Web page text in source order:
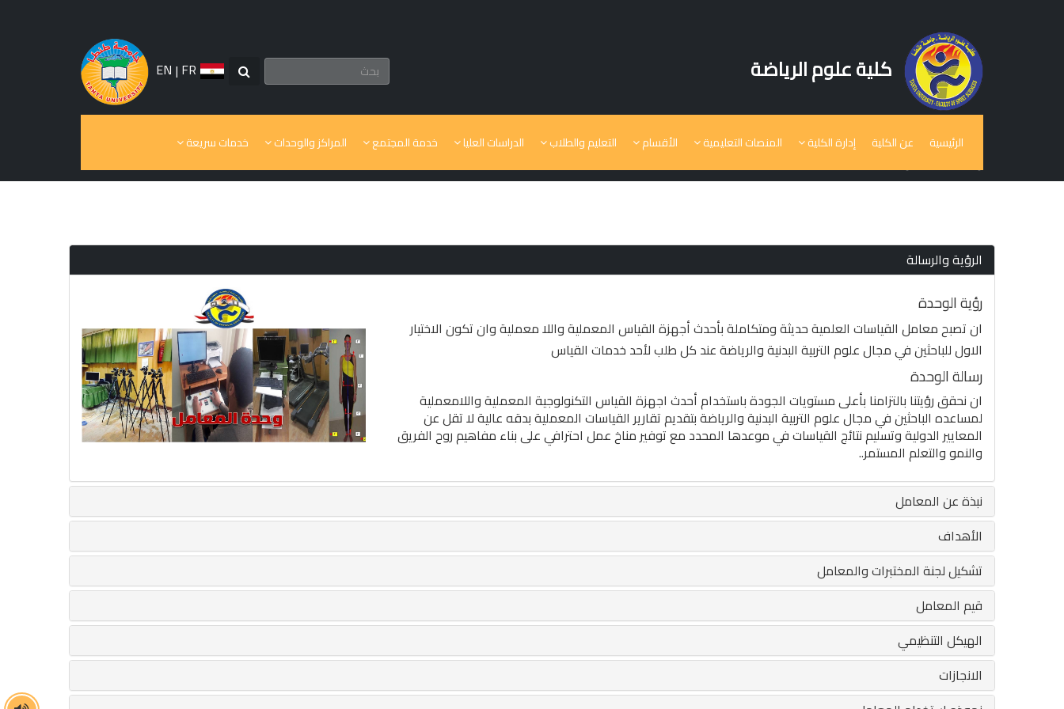
كلية علوم الرياضة EN | FR
الرئيسية عن الكلية إدارة الكلية المنصات التعليمية الأقسام التعليم والطلاب الدراسات العليا خدمة المجتمع المراكز والوحدات خدمات سريعة
الرؤية والرسالة
رؤية الوحدة
ان تصبح معامل القياسات العلمية حديثة ومتكاملة بأحدث أجهزة القياس المعملية واللا معملية وان تكون الاختيار
الاول للباحثين في مجال علوم التربية البدنية والرياضة عند كل طلب لأحد خدمات القياس
رسالة الوحدة
ان نحقق رؤيتنا بالتزامنا بأعلى مستويات الجودة باستخدام أحدث اجهزة القياس التكنولوجية المعملية واللامعملية
لمساعده الباحثين في مجال علوم التربية البدنية والرياضة بتقديم تقارير القياسات المعملية بدقه عالية لا تقل عن
المعايير الدولية وتسليم نتائج القياسات في موعدها المحدد مع توفير مناخ عمل احترافي على بناء مفاهيم روح الفريق
والنمو والتعلم المستمر..
نبذة عن المعامل
الأهداف
تشكيل لجنة المختبرات والمعامل
قيم المعامل
الهيكل التنظيمي
الانجازات